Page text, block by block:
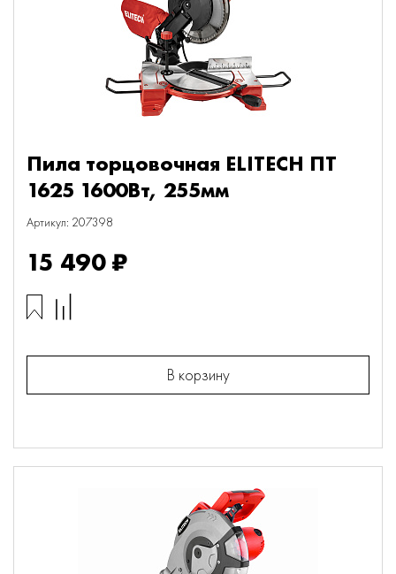
Пила торцовочная ELITECH ПТ
1625 1600Вт, 255мм
Артикул: 207398
15 490 ₽
В корзину